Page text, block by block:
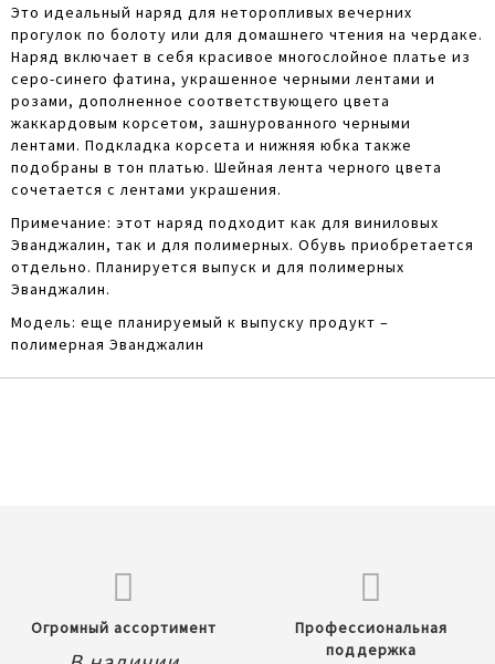
Это идеальный наряд для неторопливых вечерних
прогулок по болоту или для домашнего чтения на чердаке.
Наряд включает в себя красивое многослойное платье из
серо-синего фатина, украшенное черными лентами и
розами, дополненное соответствующего цвета
жаккардовым корсетом, зашнурованного черными
лентами. Подкладка корсета и нижняя юбка также
подобраны в тон платью. Шейная лента черного цвета
сочетается с лентами украшения.
Примечание: этот наряд подходит как для виниловых
Эванджалин, так и для полимерных. Обувь приобретается
отдельно. Планируется выпуск и для полимерных
Эванджалин.
Модель: еще планируемый к выпуску продукт –
полимерная Эванджалин
Огромный ассортимент
Профессиональная
поддержка